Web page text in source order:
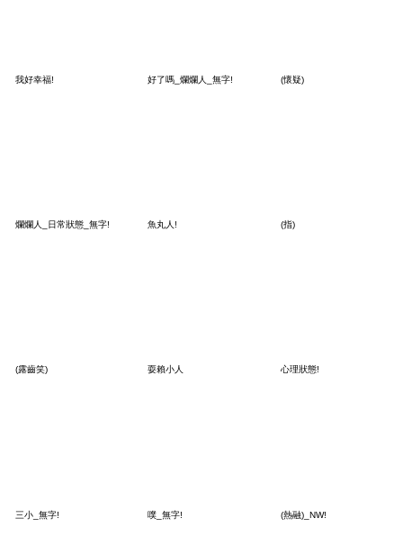
我好幸福! 好了嗎_爛爛人_無字! (懷疑)
爛爛人_日常狀態_無字! 魚丸人! (指)
(露齒笑) 耍賴小人 心理狀態!
三小_無字! 噗_無字! (熱融)_NW!